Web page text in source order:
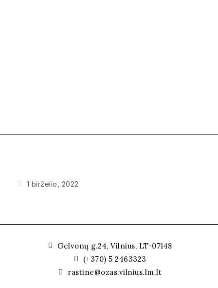
1 birželio, 2022
Gelvonų g.24, Vilnius, LT-07148
(+370) 5 2463323
rastine@ozas.vilnius.lm.lt